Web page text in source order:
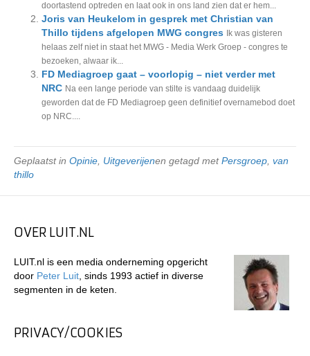
doortastend optreden en laat ook in ons land zien dat er hem...
Joris van Heukelom in gesprek met Christian van
Thillo tijdens afgelopen MWG congres
Ik was gisteren
helaas zelf niet in staat het MWG - Media Werk Groep - congres te
bezoeken, alwaar ik...
FD Mediagroep gaat – voorlopig – niet verder met
NRC Na een lange periode van stilte is vandaag duidelijk
geworden dat de FD Mediagroep geen definitief overnamebod doet
op NRC....
Geplaatst in Opinie Uitgeverijenen getagd metPersgroep van
thillo
OVER LUIT.NL
LUIT.nl is een media onderneming opgericht
door Peter Luit , sinds 1993 actief in diverse
segmenten in de keten.
PRIVACY/COOKIES